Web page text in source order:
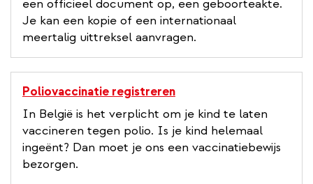
een officieel document op, een geboorteakte.
Je kan een kopie of een internationaal
meertalig uittreksel aanvragen.
Poliovaccinatie registreren
In België is het verplicht om je kind te laten
vaccineren tegen polio. Is je kind helemaal
ingeënt? Dan moet je ons een vaccinatiebewijs
bezorgen.